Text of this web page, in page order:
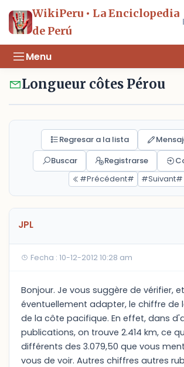
WikiPeru • La Enciclopedia
de Perú
Menu
Longueur côtes Pérou
Regresar a la lista
Buscar
Registrarse
#Précédent#
#Suivant#
JPL
Fecha : 10-12-2012 10:28 am
Bonjour. Je vous suggère de vérifier, et
éventuellement adapter, le chiffre de
de la côte pacifique. En effet, dans
publications, on trouve 2.414 km, ce
différents des 3.079,50 que vous
vous de voir. Autres chiffres autres